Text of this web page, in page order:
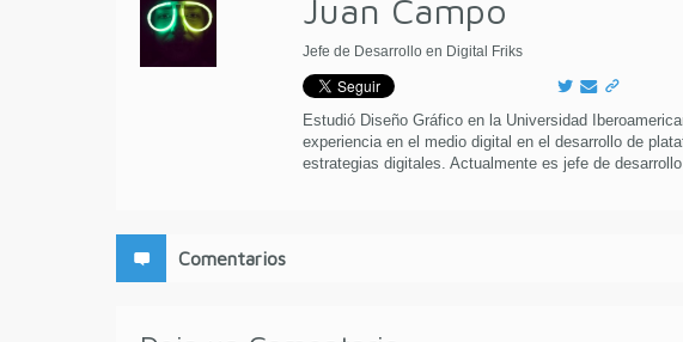
Juan Campo
Jefe de Desarrollo en Digital Friks
Estudió Diseño Gráfico en la Universidad
experiencia en el medio digital en el desarrollo de
estrategias digitales. Actualmente es jefe de
Comentarios